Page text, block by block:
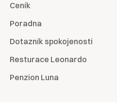
Ceník
Poradna
Dotazník spokojenosti
Resturace Leonardo
Penzion Luna